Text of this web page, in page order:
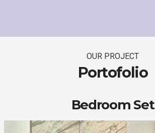
OUR PROJECT
Portofolio
Bedroom Set